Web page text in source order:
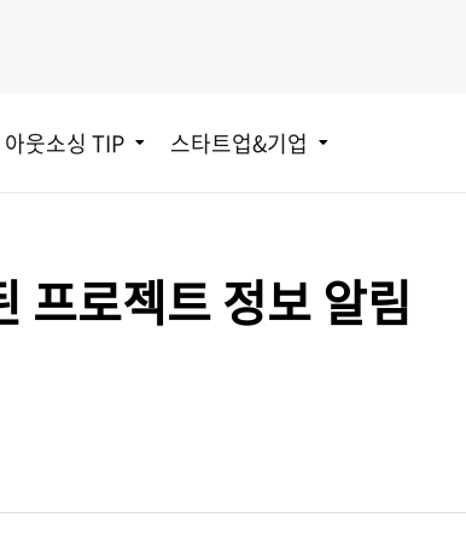
웃소싱 TIP 스타트업&기업
프로젝트 정보 알림